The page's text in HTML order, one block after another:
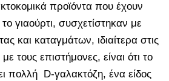
προϊόντα που έχουν
γιαούρτι, συσχετίστηκαν με
και καταγμάτων, ιδιαίτερα στις
τους επιστήμονες, είναι ότι το
πολλή D-γαλακτόζη, ένα είδος